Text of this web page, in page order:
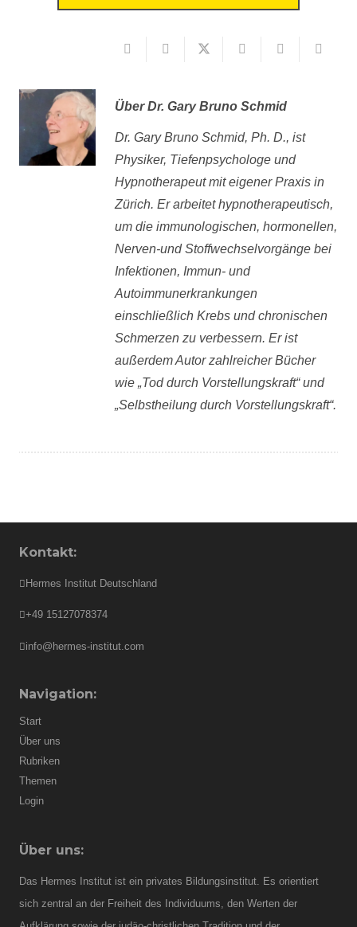
ÜberDr. Gary Bruno Schmid
Dr. Gary Bruno Schmid, Ph. D., ist
Physiker, Tiefenpsychologe und
Hypnotherapeut mit eigener Praxis in
Zürich. Er arbeitet hypnotherapeutisch,
um die immunologischen, hormonellen,
Nerven-und Stoffwechselvorgänge bei
Infektionen, Immun- und
Autoimmunerkrankungen
einschließlich Krebs und chronischen
Schmerzen zu verbessern. Er ist
außerdem Autor zahlreicher Bücher
wie „Tod durch Vorstellungskraft“ und
„Selbstheilung durch Vorstellungskraft“.
Kontakt:
Hermes Institut Deutschland
+49 15127078374
info@hermes-institut.com
Navigation:
Start
Über uns
Rubriken
Themen
Login
Über uns:
Das Hermes Institut ist ein privates Bildungsinstitut. Es orientiert
sich zentral an der Freiheit des Individuums, den Werten der